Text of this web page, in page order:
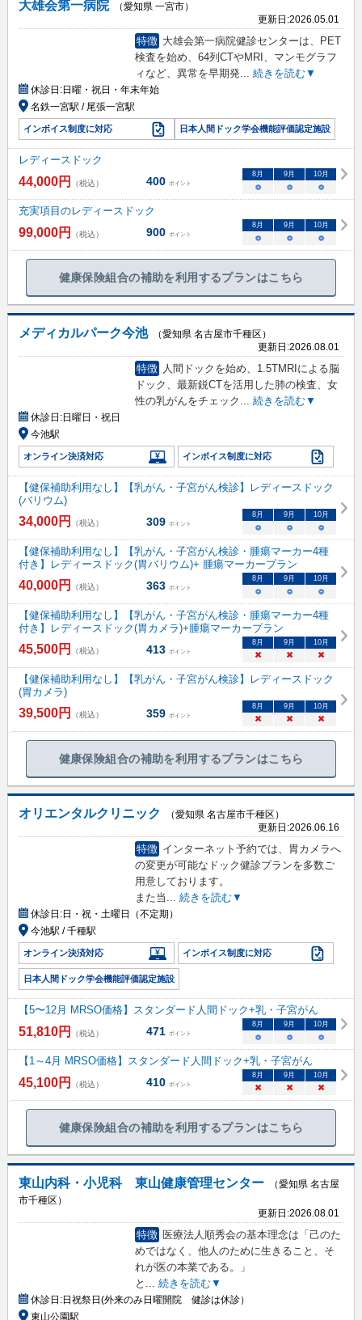
大雄会第一病院
（愛知県 一宮市）
更新日:2026.05.01
特徴 大雄会第一病院健診センターは、PET
検査を始め、64列CTやMRI、マンモグラフ
ィなど、異常を早期発... 続きを読む▼
休診日:日曜・祝日・年末年始
名鉄一宮駅 / 尾張一宮駅
インボイス制度に対応 日本人間ドック学会機能評価認定施設
レディースドック
44,000円 （税込） 400 ポイント
8月 9月 10月
○ ○ ○
充実項目のレディースドック
99,000円 （税込） 900 ポイント
8月 9月 10月
○ ○ ○
健康保険組合の補助を利用するプランはこちら
メディカルパーク今池
（愛知県 名古屋市千種区）
更新日:2026.08.01
特徴
人間ドックを始め、1.5TMRIによる脳
ドック、最新鋭CTを活用した肺の検査、女
性の乳がんをチェック
続きを読む▼
休診日:日曜日・祝日
今池駅
オンライン決済対応 インボイス制度に対応
【健保補助利用なし】【乳がん・子宮がん検診】レディースドック
(バリウム)
34,000円 （税込） 309 ポイント
8 月 9 月 10月
○ ○ ○
【健保補助利用なし】【乳がん・子宮がん検診・腫瘍マーカー4種
付き】レディースドック(胃バリウム)+ 腫瘍マーカープラン
40,000円 （税込） 363 ポイント
8 月 9 月 10月
○ ○ ○
【健保補助利用なし】【乳がん・子宮がん検診・腫瘍マーカー4種
付き】レディースドック(胃カメラ)+腫瘍マーカープラン
45,500円 （税込） 413 ポイント
8 月 9 月 10月
× × ×
【健保補助利用なし】【乳がん・子宮がん検診】レディースドック
(胃カメラ)
39,500円 （税込） 359 ポイント
8 月 9 月 10月
× × ×
健康保険組合の補助を利用するプランはこちら
オリエンタルクリニック
（愛知県 名古屋市千種区）
更新日:2026.06.16
特徴 インターネット予約では、胃カメラへ
の変更が可能なドック健診プランを多数ご
用意しております。
また当 ... 続きを読む▼
休診日:日・祝・土曜日（不定期）
今池駅 / 千種駅
オンライン決済対応 インボイス制度に対応
日本人間ドック学会機能評価認定施設
【5〜12月 MRSO価格】スタンダード人間ドック+乳・子宮がん
51,810円 （税込） 471 ポイント
8月 9月 10月
○ ○ ○
【1～4月 MRSO価格】スタンダード人間ドック+乳・子宮がん
45,100円 （税込） 410 ポイント
8月 9月 10月
× × ×
健康保険組合の補助を利用するプランはこちら
東山内科・小児科 東山健康管理センター
（愛知県 名古屋
市千種区）
更新日:2026.08.01
特徴 医療法人順秀会の基本理念は「己のた
めではなく、他人のために生きること、そ
れが医の本業である。」
と
続きを読む▼
休診日:日祝祭日(外来のみ日曜開院 健診は休診）
東山公園駅